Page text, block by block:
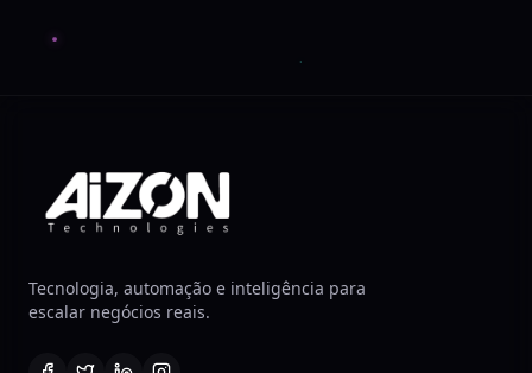
Tecnologia, automação e inteligência para
escalar negócios reais.